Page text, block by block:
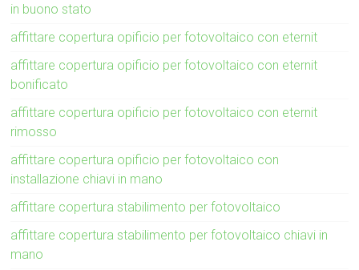
in buono stato
affittare copertura opificio per fotovoltaico con eternit
affittare copertura opificio per fotovoltaico con eternit
bonificato
affittare copertura opificio per fotovoltaico con eternit
rimosso
affittare copertura opificio per fotovoltaico con
installazione chiavi in mano
affittare copertura stabilimento per fotovoltaico
affittare copertura stabilimento per fotovoltaico chiavi in
mano